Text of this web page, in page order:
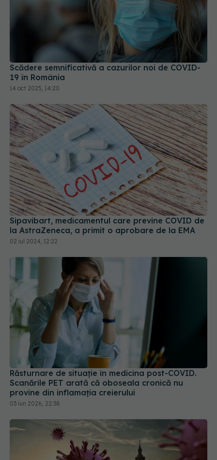
Scădere semnificativă a cazurilor noi de COVID-
19 în România
14 oct 2025, 14:20
Sipavibart, medicamentul care previne COVID de
la AstraZeneca, a primit o aprobare de la EMA
02 iul 2024, 12:22
Răsturnare de situație în medicina post-COVID.
Scanările PET arată că oboseala cronică nu
provine din inflamația creierului
03 iun 2026, 22:38